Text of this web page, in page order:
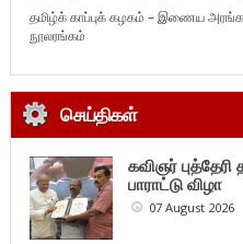
தமிழ்க் காப்புக் கழகம் – இணைய
நூலரங்கம்
செய்திகள்
கவிஞர்
பாராட்டு விழா
07 August 2026